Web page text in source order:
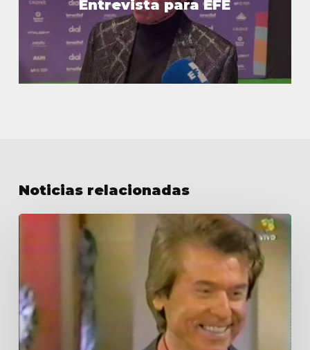
Entrevista para EFE
Noticias relacionadas
Almorzando